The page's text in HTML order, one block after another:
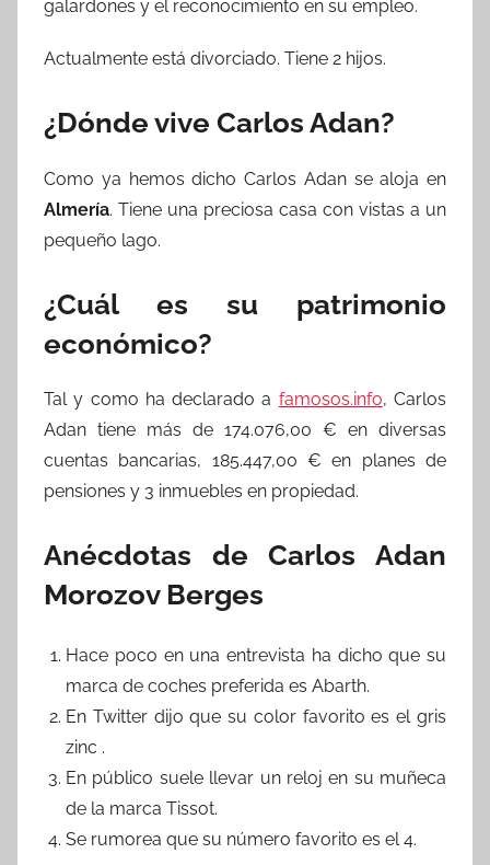
galardones y el reconocimiento en su empleo.
Actualmente está divorciado. Tiene 2 hijos.
¿Dónde vive Carlos Adan?
Como ya hemos dicho Carlos Adan se aloja en
Almería. Tiene una preciosa casa con vistas a un
pequeño lago.
¿Cuál es su patrimonio
económico?
Tal y como ha declarado a famosos.info, Carlos
Adan tiene más de 174.076,00 € en diversas
cuentas bancarias, 185.447,00 € en planes de
pensiones y 3 inmuebles en propiedad.
Anécdotas de Carlos Adan
Morozov Berges
Hace poco en una entrevista ha dicho que su
marca de coches preferida es Abarth.
En Twitter dijo que su color favorito es el gris
zinc .
En público suele llevar un reloj en su muñeca
de la marca Tissot.
Se rumorea que su número favorito es el 4.